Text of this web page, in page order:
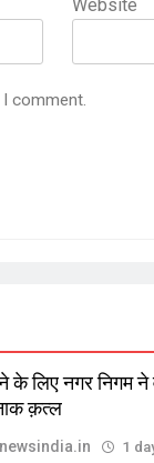
Website
comment.
के लिए नगर निगम ने
क़त्ल
1